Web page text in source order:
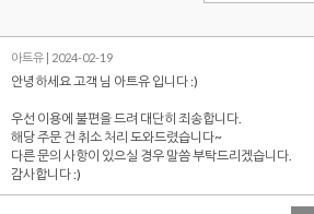
아트유 | 2024-02-19
안녕하세요 고객 님 아트유 입니다 :)
우선 이용에 불편을 드려 대단히 죄송합니다.
해당 주문 건 취소 처리 도와드렸습니다~
다른 문의 사항이 있으실 경우 말씀 부탁드리겠습니다.
감사합니다 :)